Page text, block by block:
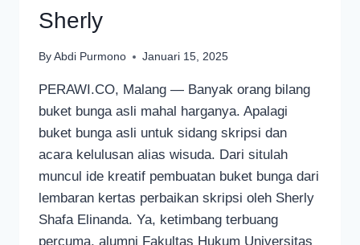
Sherly
By Abdi Purmono Januari 15, 2025
PERAWI.CO, Malang — Banyak orang bilang
buket bunga asli mahal harganya. Apalagi
buket bunga asli untuk sidang skripsi dan
acara kelulusan alias wisuda. Dari situlah
muncul ide kreatif pembuatan buket bunga dari
lembaran kertas perbaikan skripsi oleh Sherly
Shafa Elinanda. Ya, ketimbang terbuang
percuma, alumni Fakultas Hukum Universitas